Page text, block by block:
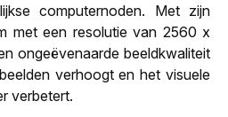
computernoden. Met zijn
met een resolutie van 2560 x
ongeëvenaarde beeldkwaliteit
verhoogt en het visuele
verbetert.